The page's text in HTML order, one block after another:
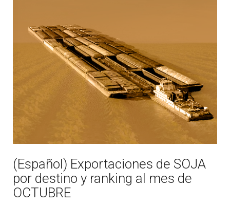
(Español) Exportaciones de SOJA
por destino y ranking al mes de
OCTUBRE